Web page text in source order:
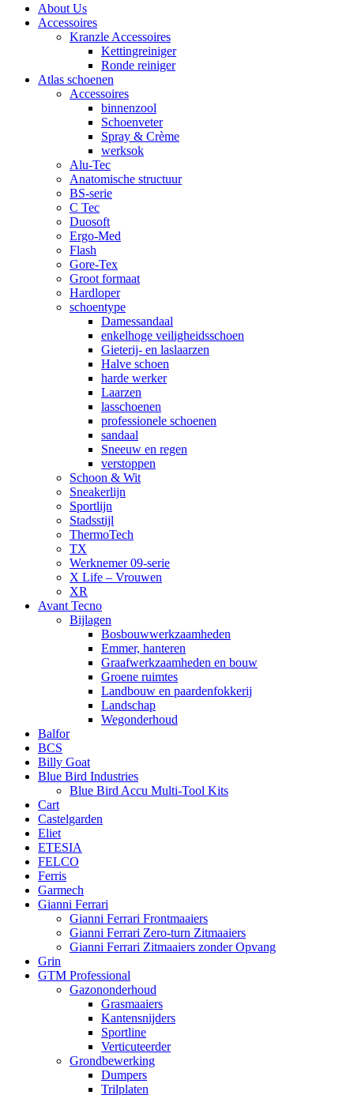
About Us
Accessoires
Kranzle Accessoires
Kettingreiniger
Ronde reiniger
Atlas schoenen
Accessoires
binnenzool
Schoenveter
Spray & Crème
werksok
Alu-Tec
Anatomische structuur
BS-serie
C Tec
Duosoft
Ergo-Med
Flash
Gore-Tex
Groot formaat
Hardloper
schoentype
Damessandaal
enkelhoge veiligheidsschoen
Gieterij- en laslaarzen
Halve schoen
harde werker
Laarzen
lasschoenen
professionele schoenen
sandaal
Sneeuw en regen
verstoppen
Schoon & Wit
Sneakerlijn
Sportlijn
Stadsstijl
ThermoTech
TX
Werknemer 09-serie
X Life – Vrouwen
XR
Avant Tecno
Bijlagen
Bosbouwwerkzaamheden
Emmer, hanteren
Graafwerkzaamheden en bouw
Groene ruimtes
Landbouw en paardenfokkerij
Landschap
Wegonderhoud
Balfor
BCS
Billy Goat
Blue Bird Industries
Blue Bird Accu Multi-Tool Kits
Cart
Castelgarden
Eliet
ETESIA
FELCO
Ferris
Garmech
Gianni Ferrari
Gianni Ferrari Frontmaaiers
Gianni Ferrari Zero-turn Zitmaaiers
Gianni Ferrari Zitmaaiers zonder Opvang
Grin
GTM Professional
Gazononderhoud
Grasmaaiers
Kantensnijders
Sportline
Verticuteerder
Grondbewerking
Dumpers
Trilplaten